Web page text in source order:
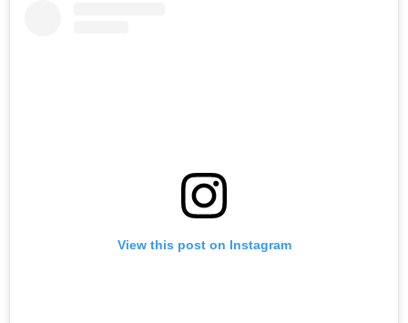
View this post on Instagram